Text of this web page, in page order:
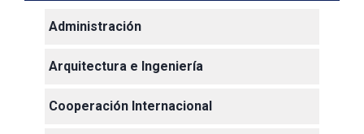
Administración
Arquitectura e Ingeniería
Cooperación Internacional